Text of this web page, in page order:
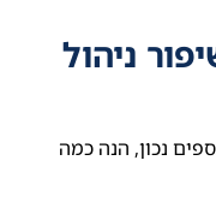
ניהול
נכון, הנה כמה